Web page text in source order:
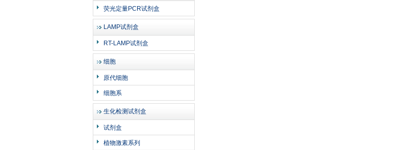
荧光定量PCR试剂盒
LAMP试剂盒
RT-LAMP试剂盒
细胞
原代细胞
细胞系
生化检测试剂盒
试剂盒
植物激素系列